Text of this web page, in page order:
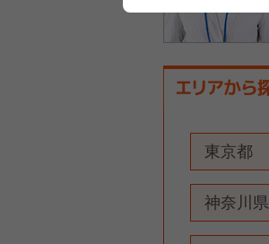
東京都
神奈川県